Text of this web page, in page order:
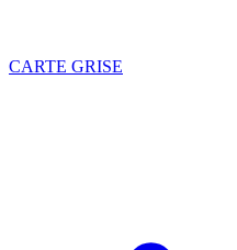
CARTE GRISE